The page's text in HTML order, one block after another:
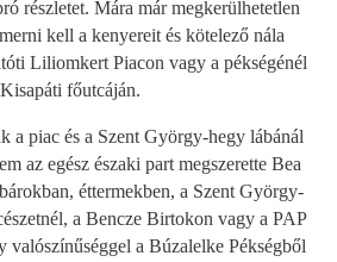
részletet. Mára már megkerülhetetlen
kell a kenyereit és kötelező nála
Liliomkert Piacon vagy a pékségénél
Kisapáti főutcáján.
a piac és a Szent György-hegy lábánál
az egész északi part megszerette Bea
éttermekben, a Szent György-
a Bencze Birtokon vagy a PAP
valószínűséggel a Búzalelke Pékségből